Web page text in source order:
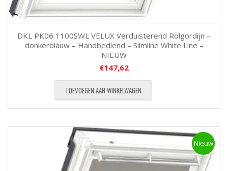
DKL PK06 1100SWL VELUX Verduisterend Rolgordijn –
donkerblauw – Handbediend – Slimline White Line –
NIEUW
€147,62
TOEVOEGEN AAN WINKELWAGEN
Nieuw